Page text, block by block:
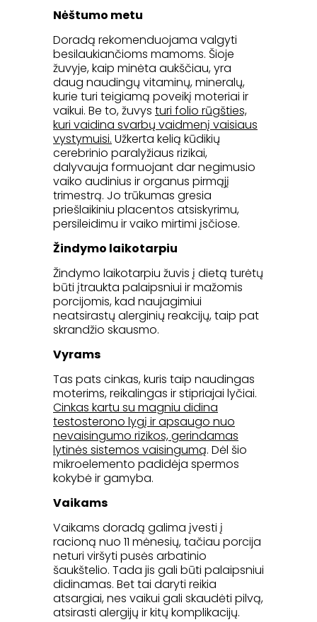
Nėštumo metu
Doradą rekomenduojama valgyti
besilaukiančioms mamoms. Šioje
žuvyje, kaip minėta aukščiau, yra
daug naudingų vitaminų, mineralų,
kurie turi teigiamą poveikį moteriai ir
vaikui. Be to, žuvys turi folio rūgšties,
kuri vaidina svarbų vaidmenį vaisiaus
vystymuisi. Užkerta kelią kūdikių
cerebrinio paralyžiaus rizikai,
dalyvauja formuojant dar negimusio
vaiko audinius ir organus pirmąjį
trimestrą. Jo trūkumas gresia
priešlaikiniu placentos atsiskyrimu,
persileidimu ir vaiko mirtimi įsčiose.
Žindymo laikotarpiu
Žindymo laikotarpiu žuvis į dietą turėtų
būti įtraukta palaipsniui ir mažomis
porcijomis, kad naujagimiui
neatsirastų alerginių reakcijų, taip pat
skrandžio skausmo.
Vyrams
Tas pats cinkas, kuris taip naudingas
moterims, reikalingas ir stipriajai lyčiai.
Cinkas kartu su magniu didina
testosterono lygį ir apsaugo nuo
nevaisingumo rizikos, gerindamas
lytinės sistemos vaisingumą. Dėl šio
mikroelemento padidėja spermos
kokybė ir gamyba.
Vaikams
Vaikams doradą galima įvesti į
racioną nuo 11 mėnesių, tačiau porcija
neturi viršyti pusės arbatinio
šaukštelio. Tada jis gali būti palaipsniui
didinamas. Bet tai daryti reikia
atsargiai, nes vaikui gali skaudėti pilvą,
atsirasti alergijų ir kitų komplikacijų.